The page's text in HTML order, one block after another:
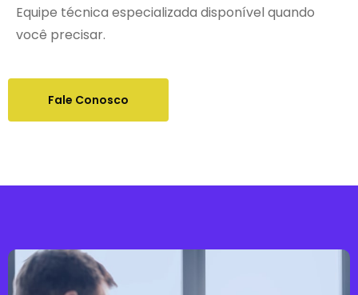
Equipe técnica especializada disponível quando
você precisar.
Fale Conosco